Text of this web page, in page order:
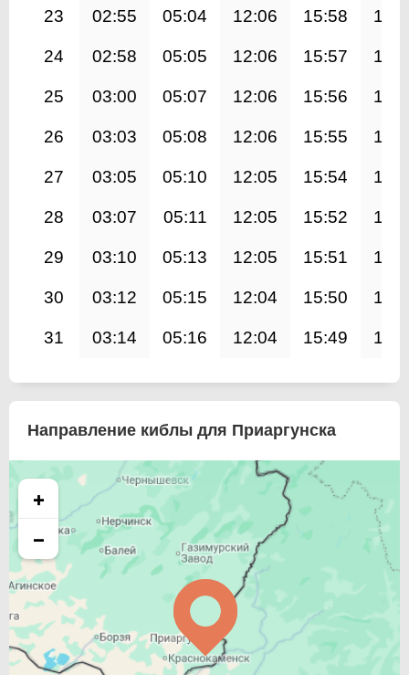
23 02:55 05:04 12:06 15:58
24 02:58 05:05 12:06 15:57
25 03:00 05:07 12:06 15:56
26 03:03 05:08 12:06 15:55
27 03:05 05:10 12:05 15:54
28 03:07 05:11 12:05 15:52
29 03:10 05:13 12:05 15:51
30 03:12 05:15 12:04 15:50
31 03:14 05:16 12:04 15:49
Направление киблы для Приаргунска
+
−